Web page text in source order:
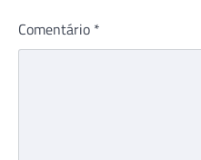
Comentário *